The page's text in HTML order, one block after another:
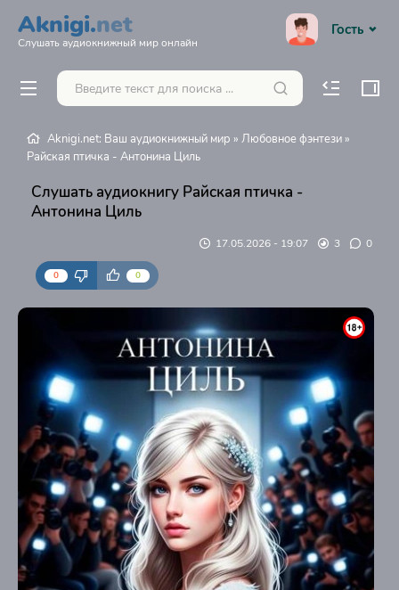
Aknigi.net
Слушать аудиокнижный мир онлайн
Гость
Aknigi.net: Ваш аудиокнижный мир » Любовное фэнтези »
Райская птичка - Антонина Циль
Слушать аудиокнигу Райская птичка -
Антонина Циль
17.05.2026 - 19:07 3 0
0 0